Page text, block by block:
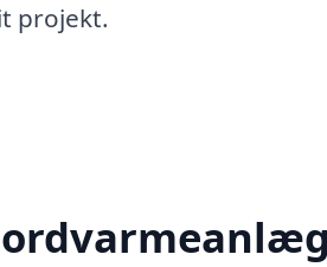
projekt.